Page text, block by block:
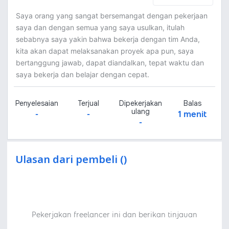
Saya orang yang sangat bersemangat dengan pekerjaan
saya dan dengan semua yang saya usulkan, itulah
sebabnya saya yakin bahwa bekerja dengan tim Anda,
kita akan dapat melaksanakan proyek apa pun, saya
bertanggung jawab, dapat diandalkan, tepat waktu dan
saya bekerja dan belajar dengan cepat.
Penyelesaian
-
Terjual
-
Dipekerjakan
ulang
-
Balas
1 menit
Ulasan dari pembeli ()
Pekerjakan freelancer ini dan berikan tinjauan